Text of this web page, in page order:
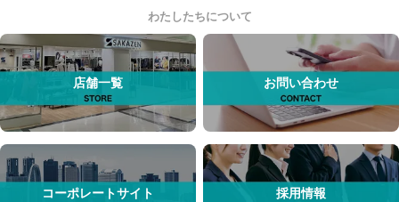
わたしたちについて
店舗一覧 お問い合わせ
コーポレートサイト 採用情報